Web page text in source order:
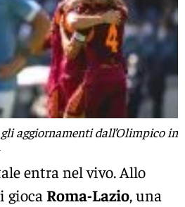
aggiornamenti dall’Olimpico in
entra nel vivo. Allo
gioca Roma-Lazio, una